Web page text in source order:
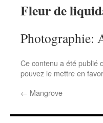
Fleur de
Photographie:
Ce contenu a été publié
pouvez le mettre en
← Mangrove